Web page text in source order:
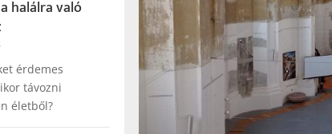
halálra való
érdemes
távozni
életből?